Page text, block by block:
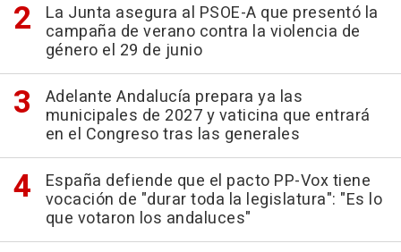
La Junta asegura al PSOE-A que presentó la
campaña de verano contra la violencia de
género el 29 de junio
Adelante Andalucía prepara ya las
municipales de 2027 y vaticina que entrará
en el Congreso tras las generales
España defiende que el pacto PP-Vox tiene
vocación de "durar toda la legislatura": "Es lo
que votaron los andaluces"